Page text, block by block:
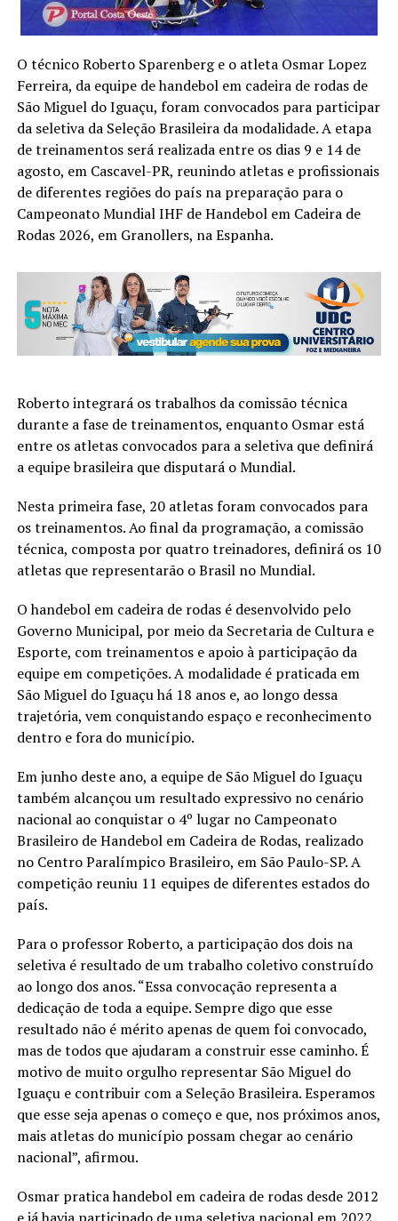
O técnico Roberto Sparenberg e o atleta Osmar Lopez
Ferreira, da equipe de handebol em cadeira de rodas de
São Miguel do Iguaçu, foram convocados para participar
da seletiva da Seleção Brasileira da modalidade. A etapa
de treinamentos será realizada entre os dias 9 e 14 de
agosto, em Cascavel-PR, reunindo atletas e profissionais
de diferentes regiões do país na preparação para o
Campeonato Mundial IHF de Handebol em Cadeira de
Rodas 2026, em Granollers, na Espanha.
Roberto integrará os trabalhos da comissão técnica
durante a fase de treinamentos, enquanto Osmar está
entre os atletas convocados para a seletiva que definirá
a equipe brasileira que disputará o Mundial.
Nesta primeira fase, 20 atletas foram convocados para
os treinamentos. Ao final da programação, a comissão
técnica, composta por quatro treinadores, definirá os 10
atletas que representarão o Brasil no Mundial.
O handebol em cadeira de rodas é desenvolvido pelo
Governo Municipal, por meio da Secretaria de Cultura e
Esporte, com treinamentos e apoio à participação da
equipe em competições. A modalidade é praticada em
São Miguel do Iguaçu há 18 anos e, ao longo dessa
trajetória, vem conquistando espaço e reconhecimento
dentro e fora do município.
Em junho deste ano, a equipe de São Miguel do Iguaçu
também alcançou um resultado expressivo no cenário
nacional ao conquistar o 4º lugar no Campeonato
Brasileiro de Handebol em Cadeira de Rodas, realizado
no Centro Paralímpico Brasileiro, em São Paulo-SP. A
competição reuniu 11 equipes de diferentes estados do
país.
Para o professor Roberto, a participação dos dois na
seletiva é resultado de um trabalho coletivo construído
ao longo dos anos. “Essa convocação representa a
dedicação de toda a equipe. Sempre digo que esse
resultado não é mérito apenas de quem foi convocado,
mas de todos que ajudaram a construir esse caminho. É
motivo de muito orgulho representar São Miguel do
Iguaçu e contribuir com a Seleção Brasileira. Esperamos
que esse seja apenas o começo e que, nos próximos anos,
mais atletas do município possam chegar ao cenário
nacional”, afirmou.
Osmar pratica handebol em cadeira de rodas desde 2012
e já havia participado de uma seletiva nacional em 2022.